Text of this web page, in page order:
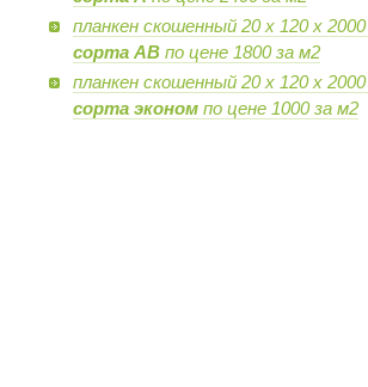
планкен скошенный 20 х 120 х 2000
сорта ABпо цене 1800 за м2
планкен скошенный 20 х 120 х 2000
сорта эконом по цене 1000 за м2